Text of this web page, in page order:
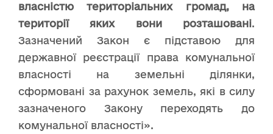
власністю територіальних громад, на
території яких вони розташовані.
Зазначений Закон є підставою для
державної реєстрації права комунальної
власності на земельні ділянки,
сформовані за рахунок земель, які в силу
зазначеного Закону переходять до
комунальної власності».